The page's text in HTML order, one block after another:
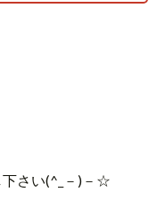
下さい(^_－)－☆